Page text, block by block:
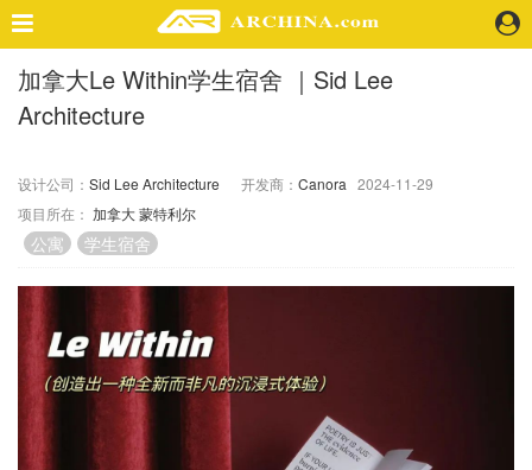
精选案例
建 筑
室 内
视 频
头条资讯
业 界
机 构
人 物
快速搜索
加拿大Le Within学生宿舍 ｜Sid Lee
Architecture
设计公司： Sid Lee Architecture 开发商： Canora 2024-11-29
项目所在： 加拿大蒙特利尔
公寓 学生宿舍